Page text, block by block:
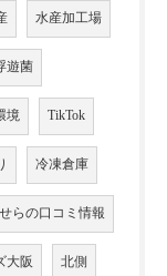
水産加工場
遊菌
境 TikTok
冷凍倉庫
らの口コミ情報
大阪 北側